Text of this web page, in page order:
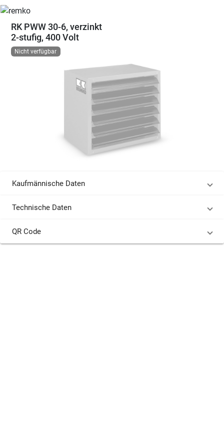
RK PWW 30-6, verzinkt
2-stufig, 400 Volt
Nicht verfügbar
Kaufmännische Daten
Technische Daten
QR Code